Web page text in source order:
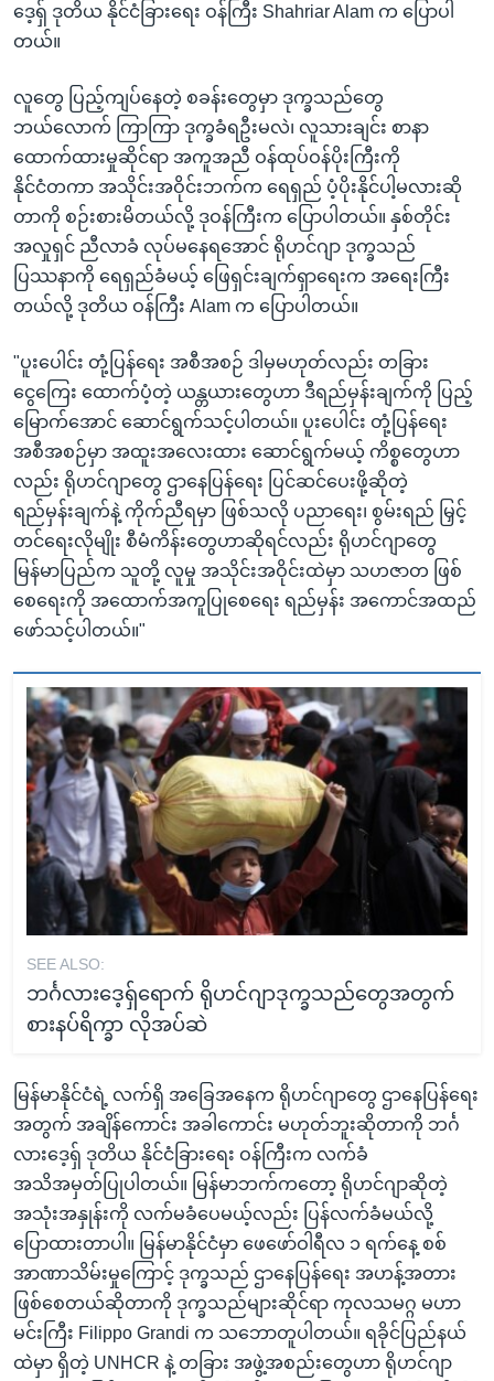
ဒေ့ရှ် ဒုတိယ နိုင်ငံခြားရေး ဝန်ကြီး Shahriar Alam က ပြောပါ
တယ်။
လူတွေ ပြည့်ကျပ်နေတဲ့ စခန်းတွေမှာ ဒုက္ခသည်တွေ
ဘယ်လောက် ကြာကြာ ဒုက္ခခံရဦးမလဲ၊ လူသားချင်း စာနာ
ထောက်ထားမှုဆိုင်ရာ အကူအညီ ဝန်ထုပ်ဝန်ပိုးကြီးကို
နိုင်ငံတကာ အသိုင်းအဝိုင်းဘက်က ရေရှည် ပံ့ပိုးနိုင်ပါ့မလားဆို
တာကို စဉ်းစားမိတယ်လို့ ဒုဝန်ကြီးက ပြောပါတယ်။ နှစ်တိုင်း
အလှုရှင် ညီလာခံ လုပ်မနေရအောင် ရိုဟင်ဂျာ ဒုက္ခသည်
ပြဿနာကို ရေရှည်ခံမယ့် ဖြေရှင်းချက်ရှာရေးက အရေးကြီး
တယ်လို့ ဒုတိယ ဝန်ကြီး Alam က ပြောပါတယ်။
"ပူးပေါင်း တုံ့ပြန်ရေး အစီအစဉ် ဒါမှမဟုတ်လည်း တခြား
ငွေကြေး ထောက်ပံ့တဲ့ ယန္တယားတွေဟာ ဒီရည်မှန်းချက်ကို ပြည့်
မြောက်အောင် ဆောင်ရွက်သင့်ပါတယ်။ ပူးပေါင်း တုံ့ပြန်ရေး
အစီအစဉ်မှာ အထူးအလေးထား ဆောင်ရွက်မယ့် ကိစ္စတွေဟာ
လည်း ရိုဟင်ဂျာတွေ ဌာနေပြန်ရေး ပြင်ဆင်ပေးဖို့ဆိုတဲ့
ရည်မှန်းချက်နဲ့ ကိုက်ညီရမှာ ဖြစ်သလို ပညာရေး၊ စွမ်းရည် မြှင့်
တင်ရေးလိုမျိုး စီမံကိန်းတွေဟာဆိုရင်လည်း ရိုဟင်ဂျာတွေ
မြန်မာပြည်က သူတို့ လူမှု အသိုင်းအဝိုင်းထဲမှာ သဟဇာတ ဖြစ်
စေရေးကို အထောက်အကူပြုစေရေး ရည်မှန်း အကောင်အထည်
ဖော်သင့်ပါတယ်။"
SEE ALSO:
ဘင်္ဂလားဒေ့ရှ်ရောက် ရိုဟင်ဂျာဒုက္ခသည်တွေအတွက်
စားနပ်ရိက္ခာ လိုအပ်ဆဲ
မြန်မာနိုင်ငံရဲ့ လက်ရှိ အခြေအနေက ရိုဟင်ဂျာတွေ ဌာနေပြန်ရေး
အတွက် အချိန်ကောင်း အခါကောင်း မဟုတ်ဘူးဆိုတာကို ဘင်္ဂ
လားဒေ့ရှ် ဒုတိယ နိုင်ငံခြားရေး ဝန်ကြီးက လက်ခံ
အသိအမှတ်ပြုပါတယ်။ မြန်မာဘက်ကတော့ ရိုဟင်ဂျာဆိုတဲ့
အသုံးအနှုန်းကို လက်မခံပေမယ့်လည်း ပြန်လက်ခံမယ်လို့
ပြောထားတာပါ။ မြန်မာနိုင်ငံမှာ ဖေဖော်ဝါရီလ ၁ ရက်နေ့ စစ်
အာဏာသိမ်းမှုကြောင့် ဒုက္ခသည် ဌာနေပြန်ရေး အဟန့်အတား
ဖြစ်စေတယ်ဆိုတာကို ဒုက္ခသည်များဆိုင်ရာ ကုလသမဂ္ဂ မဟာ
မင်းကြီး Filippo Grandi က သဘောတူပါတယ်။ ရခိုင်ပြည်နယ်
ထဲမှာ ရှိတဲ့ UNHCR နဲ့ တခြား အဖွဲ့အစည်းတွေဟာ ရိုဟင်ဂျာ